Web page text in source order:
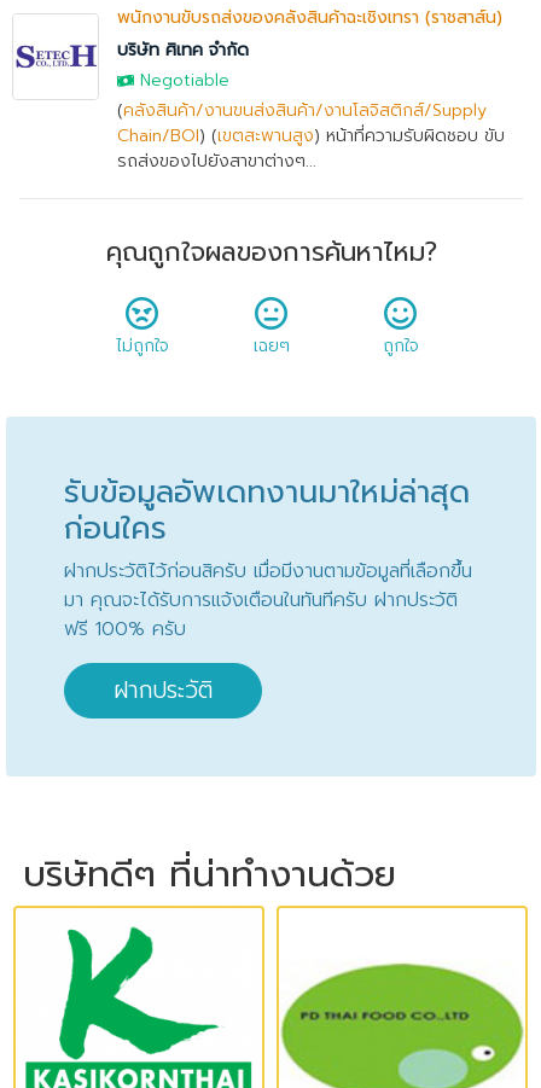
พนักงานขับรถส่งของคลังสินค้าฉะเชิงเทรา (ราชสาส์น)
บริษัท ศิเทค จำกัด
Negotiable
(คลังสินค้า/งานขนส่งสินค้า/งานโลจิสติกส์/Supply
Chain/BOI) (เขตสะพานสูง) หน้าที่ความรับผิดชอบ ขับ
รถส่งของไปยังสาขาต่างๆ...
คุณถูกใจผลของการค้นหาไหม?
ไม่ถูกใจ เฉยๆ ถูกใจ
รับข้อมูลอัพเดทงานมาใหม่ล่าสุด
ก่อนใคร
ฝากประวัติไว้ก่อนสิครับ เมื่อมีงานตามข้อมูลที่เลือกขึ้น
มา คุณจะได้รับการแจ้งเตือนในทันทีครับ ฝากประวัติ
ฟรี 100% ครับ
ฝากประวัติ
บริษัทดีๆ ที่น่าทำงานด้วย